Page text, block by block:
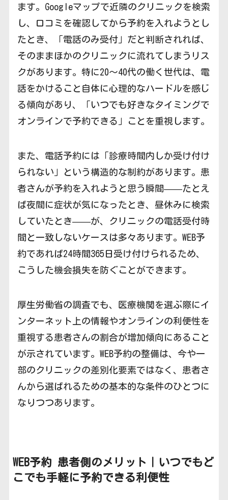
ます。Googleマップで近隣のクリニックを検索
し、口コミを確認してから予約を入れようとし
たとき、「電話のみ受付」だと判断されれば、
そのままほかのクリニックに流れてしまうリス
クがあります。特に20〜40代の働く世代は、電
話をかけること自体に心理的なハードルを感じ
る傾向があり、「いつでも好きなタイミングで
オンラインで予約できる」ことを重視します。
また、電話予約には「診療時間内しか受け付け
られない」という構造的な制約があります。患
者さんが予約を入れようと思う瞬間——たとえ
ば夜間に症状が気になったとき、昼休みに検索
していたとき——が、クリニックの電話受付時
間と一致しないケースは多々あります。WEB予
約であれば24時間365日受け付けられるため、
こうした機会損失を防ぐことができます。
厚生労働省の調査でも、医療機関を選ぶ際にイ
ンターネット上の情報やオンラインの利便性を
重視する患者さんの割合が増加傾向にあること
が示されています。WEB予約の整備は、今や一
部のクリニックの差別化要素ではなく、患者さ
んから選ばれるための基本的な条件のひとつに
なりつつあります。
WEB予約 患者側のメリット｜いつでもど
こでも手軽に予約できる利便性